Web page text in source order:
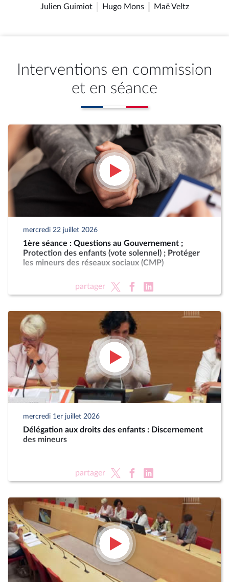
Julien Guimiot Hugo Mons Maë Veltz
Interventions en commission
et en séance
mercredi 22 juillet 2026
1ère séance : Questions au Gouvernement ;
Protection des enfants (vote solennel) ; Protéger
les mineurs des réseaux sociaux (CMP)
partager
mercredi 1er juillet 2026
Délégation aux droits des enfants : Discernement
des mineurs
partager